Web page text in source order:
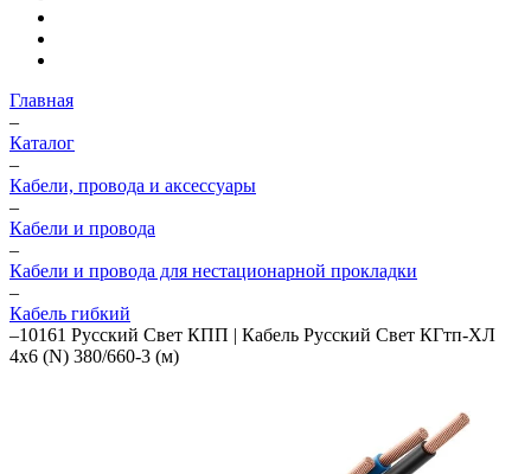
Главная
–
Каталог
–
Кабели, провода и аксессуары
–
Кабели и провода
–
Кабели и провода для нестационарной прокладки
–
Кабель гибкий
–10161 Русский Свет КПП | Кабель Русский Свет КГтп-ХЛ
4х6 (N) 380/660-3 (м)